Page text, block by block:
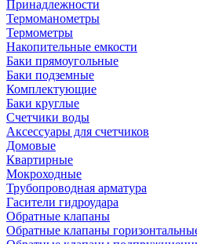
Принадлежности
Термоманометры
Термометры
Накопительные емкости
Баки прямоугольные
Баки подземные
Комплектующие
Баки круглые
Счетчики воды
Аксессуары для счетчиков
Домовые
Квартирные
Мокроходные
Трубопроводная арматура
Гасители гидроудара
Обратные клапаны
Обратные клапаны